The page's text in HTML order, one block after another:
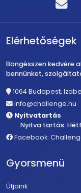
Elérhetőségek
Böngésszen kedvére
bennünket,
1064 Budapest,
info@challenge.hu
Nyitvatartás
Nyitva tartás:
Facebook:
Gyorsmenü
Útjaink